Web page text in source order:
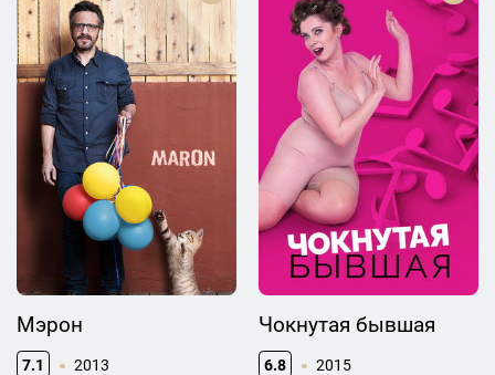
Мэрон
7.1 2013
Чокнутая бывшая
6.8 2015